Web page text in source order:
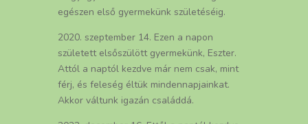
egészen első gyermekünk születéséig.
2020. szeptember 14. Ezen a napon
született elsőszülött gyermekünk, Eszter.
Attól a naptól kezdve már nem csak, mint
férj, és feleség éltük mindennapjainkat.
Akkor váltunk igazán családdá.